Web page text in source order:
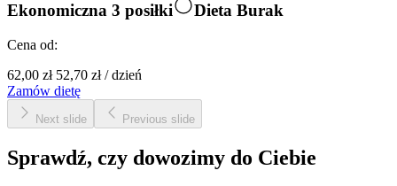
Ekonomiczna 3 posiłki Dieta Burak
Cena od:
62,00 zł 52,70 zł/dzień
Zamów dietę
Next slide Previous slide
Sprawdź, czy dowozimy do Ciebie